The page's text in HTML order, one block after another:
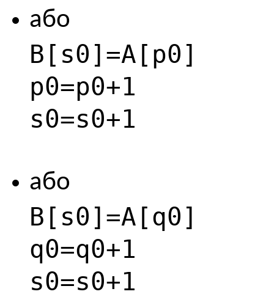
або
B[s0]=A[p0]
p0=p0+1
s0=s0+1
або
B[s0]=A[q0]
q0=q0+1
s0=s0+1